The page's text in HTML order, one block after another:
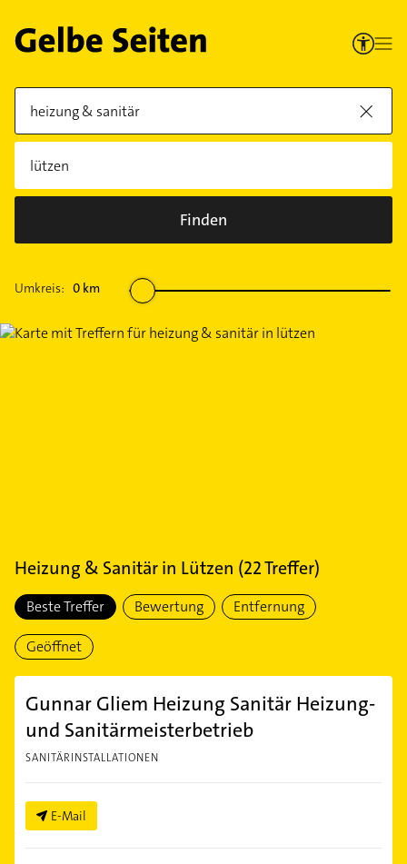
Finden
Umkreis: 0 km
Heizung & Sanitärin Lützen (22Treffer)
Beste Treffer Bewertung Entfernung
Geöffnet
Gunnar Gliem Heizung Sanitär Heizung-
und Sanitärmeisterbetrieb
SANITÄRINSTALLATIONEN
E-Mail